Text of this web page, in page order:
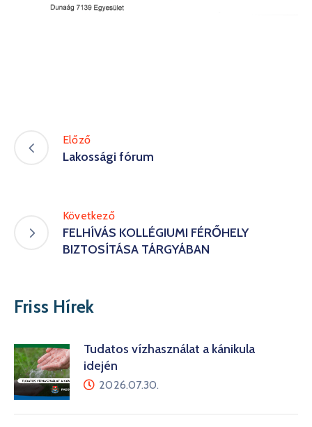
Előző
Lakossági fórum
Következő
FELHÍVÁS KOLLÉGIUMI FÉRŐHELY
BIZTOSÍTÁSA TÁRGYÁBAN
Friss Hírek
Tudatos vízhasználat a kánikula
idején
2026.07.30.